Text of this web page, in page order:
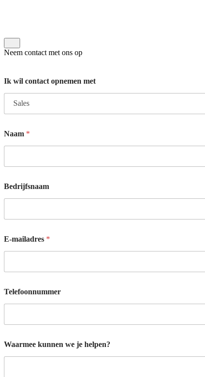
Neem contact met ons op
Ik wil contact opnemen met
Naam *
Bedrijfsnaam
E-mailadres *
Telefoonnummer
e
d
Waarmee kunnen we je helpen?